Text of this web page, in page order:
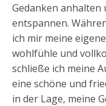
Gedanken anhalten
entspannen.
ich mir meine
wohlfühle und
schließe ich meine
eine schöne und
in der Lage, meine